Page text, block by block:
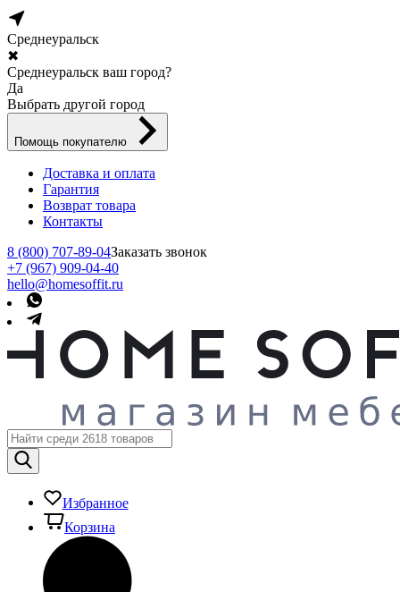
Среднеуральск
✖
Среднеуральск ваш город?
Да
Выбрать другой город
Помощь покупателю
Доставка и оплата
Гарантия
Возврат товара
Контакты
8 (800) 707-89-04Заказать звонок
+7 (967) 909-04-40
hello@homesoffit.ru
Избранное
Корзина